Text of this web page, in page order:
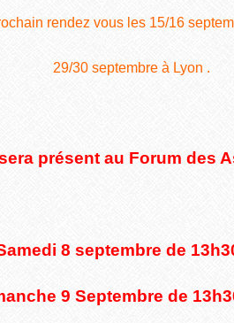
rendez vousles 15/16
29/30 septembre à Lyon .
présent au Forum des
8 septembre de
9 Septembre de